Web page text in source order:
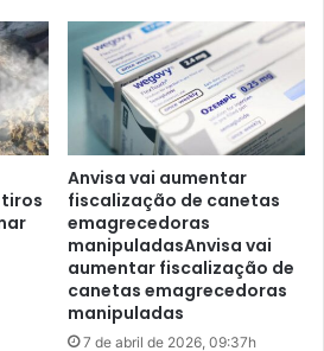
Anvisa vai aumentar
fiscalização de canetas
emagrecedoras
manipuladasAnvisa vai
aumentar fiscalização de
canetas emagrecedoras
manipuladas
7 de abril de 2026, 09:37h